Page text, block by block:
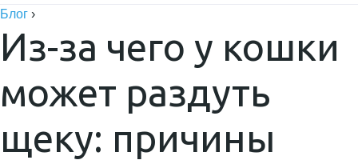
Блог ›
Из-за чего у кошки
может раздуть
щеку: причины